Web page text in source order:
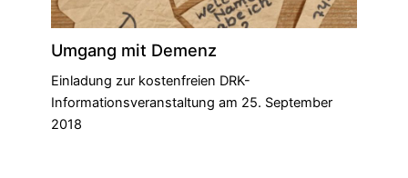
Umgang mit Demenz
Einladung zur kostenfreien DRK-
Informationsveranstaltung am 25. September
2018